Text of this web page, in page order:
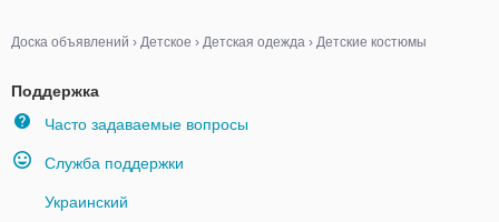
Доска объявлений › Детское › Детская одежда › Детские костюмы
Поддержка
Часто задаваемые вопросы
Служба поддержки
Украинский